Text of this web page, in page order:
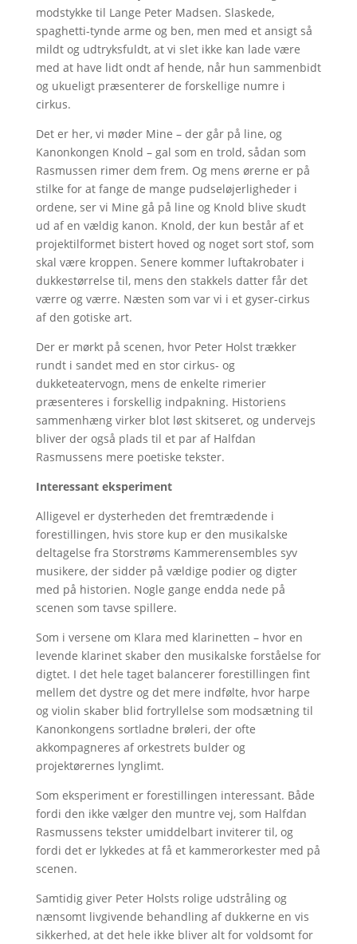
modstykke til Lange Peter Madsen. Slaskede,
spaghetti-tynde arme og ben, men med et ansigt så
mildt og udtryksfuldt, at vi slet ikke kan lade være
med at have lidt ondt af hende, når hun sammenbidt
og ukueligt præsenterer de forskellige numre i
cirkus.
Det er her, vi møder Mine – der går på line, og
Kanonkongen Knold – gal som en trold, sådan som
Rasmussen rimer dem frem. Og mens ørerne er på
stilke for at fange de mange pudseløjerligheder i
ordene, ser vi Mine gå på line og Knold blive skudt
ud af en vældig kanon. Knold, der kun består af et
projektilformet bistert hoved og noget sort stof, som
skal være kroppen. Senere kommer luftakrobater i
dukkestørrelse til, mens den stakkels datter får det
værre og værre. Næsten som var vi i et gyser-cirkus
af den gotiske art.
Der er mørkt på scenen, hvor Peter Holst trækker
rundt i sandet med en stor cirkus- og
dukketeatervogn, mens de enkelte rimerier
præsenteres i forskellig indpakning. Historiens
sammenhæng virker blot løst skitseret, og undervejs
bliver der også plads til et par af Halfdan
Rasmussens mere poetiske tekster.
Interessant eksperiment
Alligevel er dysterheden det fremtrædende i
forestillingen, hvis store kup er den musikalske
deltagelse fra Storstrøms Kammerensembles syv
musikere, der sidder på vældige podier og digter
med på historien. Nogle gange endda nede på
scenen som tavse spillere.
Som i versene om Klara med klarinetten – hvor en
levende klarinet skaber den musikalske forståelse for
digtet. I det hele taget balancerer forestillingen fint
mellem det dystre og det mere indfølte, hvor harpe
og violin skaber blid fortryllelse som modsætning til
Kanonkongens sortladne brøleri, der ofte
akkompagneres af orkestrets bulder og
projektørernes lynglimt.
Som eksperiment er forestillingen interessant. Både
fordi den ikke vælger den muntre vej, som Halfdan
Rasmussens tekster umiddelbart inviterer til, og
fordi det er lykkedes at få et kammerorkester med på
scenen.
Samtidig giver Peter Holsts rolige udstråling og
nænsomt livgivende behandling af dukkerne en vis
sikkerhed, at det hele ikke bliver alt for voldsomt for